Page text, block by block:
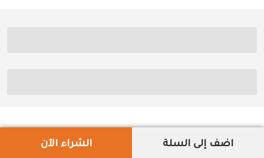
اضف إلى السلة الشراء الآن